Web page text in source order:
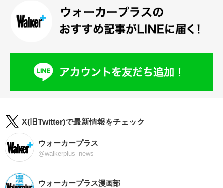
X(旧Twitter)で最新情報をチェック
ウォーカープラス
@walkerplus_news
ウォーカープラス漫画部